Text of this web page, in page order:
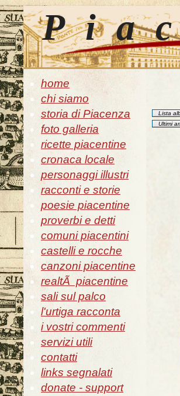
home
chi siamo
storia di Piacenza
foto galleria
ricette piacentine
cronaca locale
personaggi illustri
racconti e storie
poesie piacentine
proverbi e detti
comuni piacentini
castelli e rocche
canzoni piacentine
realtÃ piacentine
sali sul palco
l'urtiga racconta
i vostri commenti
servizi utili
contatti
links segnalati
donate - support
Lista
Ultimi